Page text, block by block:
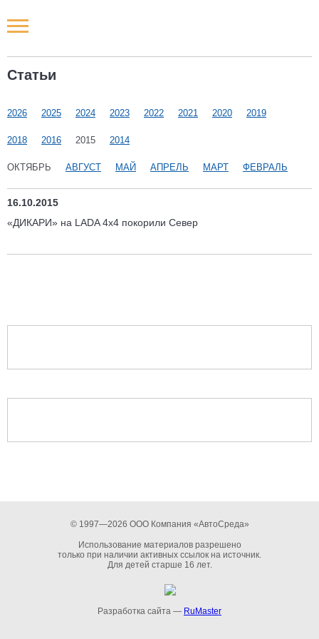
Статьи
2026 2025 2024 2023 2022 2021 2020 2019
2018 2016 2015 2014
ОКТЯБРЬ АВГУСТ МАЙ АПРЕЛЬ МАРТ ФЕВРАЛЬ
16.10.2015
«ДИКАРИ» на LADA 4x4 покорили Север
© 1997—2026 ООО Компания «АвтоСреда»
Использование материалов разрешено
только при наличии активных ссылок на источник.
Для детей старше 16 лет.
Разработка сайта — RuMaster
Новости РФ
Наши мероприятия
Статьи